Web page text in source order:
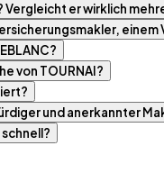
Vergleicht er wirklich
von TOURNAI?
und anerkannter
schnell?